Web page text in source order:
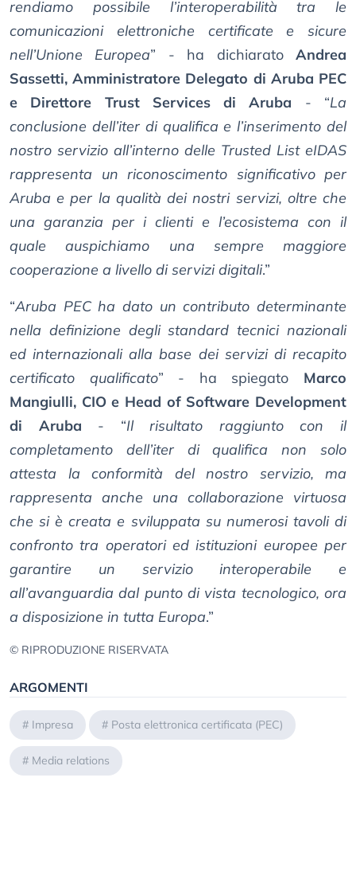
rendiamo possibile l’interoperabilità tra le
comunicazioni elettroniche certificate e sicure
nell’Unione Europea” - ha dichiaratoAndrea
Sassetti, Amministratore Delegato di Aruba PEC
e Direttore Trust Services di Aruba - “La
conclusione dell’iter di qualifica e l’inserimento del
nostro servizio all’interno delle Trusted List eIDAS
rappresenta un riconoscimento significativo per
Aruba e per la qualità dei nostri servizi, oltre che
una garanzia per i clienti e l’ecosistema con il
quale auspichiamo una sempre maggiore
cooperazione a livello di servizi digitali.”
“Aruba PEC ha dato un contributo determinante
nella definizione degli standard tecnici nazionali
ed internazionali alla base dei servizi di recapito
certificato qualificato” - ha spiegato Marco
Mangiulli, CIO e Head of Software Development
di Aruba - “Il risultato raggiunto con il
completamento dell’iter di qualifica non solo
attesta la conformità del nostro servizio, ma
rappresenta anche una collaborazione virtuosa
che si è creata e sviluppata su numerosi tavoli di
confronto tra operatori ed istituzioni europee per
garantire un servizio interoperabile e
all’avanguardia dal punto di vista tecnologico, ora
a disposizione in tutta Europa.”
© RIPRODUZIONE RISERVATA
ARGOMENTI
# Impresa # Posta elettronica certificata (PEC)
# Media relations